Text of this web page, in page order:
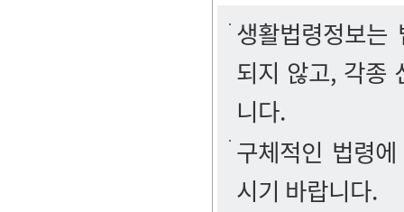
생활법령정보
되지 않고, 각종
니다.
구체적인 법령
시기 바랍니다.